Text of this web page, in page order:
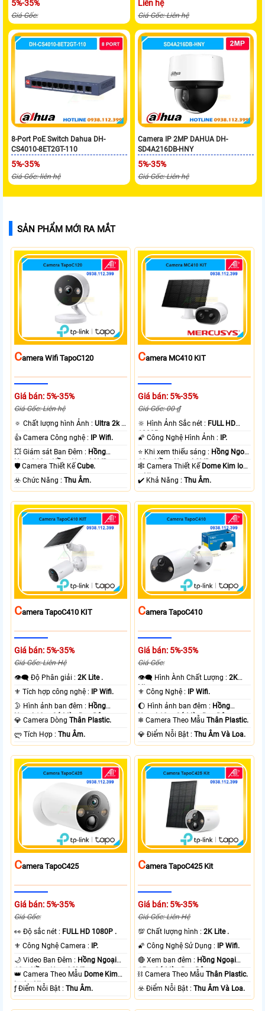
5%-35%
Giá Gốc:
Liên hệ
Giá Gốc: Liên hệ
8-Port PoE Switch Dahua DH-
CS4010-8ET2GT-110
5%-35%
Giá Gốc: liên hệ
Camera IP 2MP DAHUA DH-
SD4A216DB-HNY
5%-35%
Giá Gốc: Liên hệ
SẢN PHẨM MỚI RA MẮT
CAmera Wifi TapoC120
Giá bán: 5%-35%
Giá Gốc: Liên hệ
🔅 Chất lượng hình Ảnh :Ultra 2k +
.
👍 Camera Công nghệ :
IP Wifi.
💥 Giám sát Ban Đêm : Hồng
Ngoại 10m Hồng Ngoại SMD.
🛡 Camera Thiết KếCube.
️☣️ Chức Năng :Thu Âm.
CAmera MC410 KIT
Giá bán: 5%-35%
Giá Gốc: 00 ₫
🔆 Hình Ảnh Sắc nét : FULL HD
1080P .
🌠 Công Nghệ Hình Ảnh :
IP.
⭐ Khi xem thiếu sáng : Hồng Ngoại
10m Hồng Ngoại SMD.
🕸️ Camera Thiết Kế Dome Kim loại
+ Nhựa.
️✔️ Khả Năng :Thu Âm.
CAmera TapoC410 KIT
Giá bán: 5%-35%
Giá Gốc: Liên Hệ
👁️‍🗨 Độ Phân giải :2K Lite .
⚜️ Tích hợp công nghệ : IP Wifi.
🌛 Hình ảnh ban đêm : Hồng
Ngoại 10m Có Màu Ban Ðêm.
💎 Camera DòngThân Plastic.
️ლ Tích Hợp :Thu Âm.
CAmera TapoC410
Giá bán: 5%-35%
Giá Gốc:
👁️‍🗨 Hình Ành Chất Lượng :2K
Lite .
⚜️ Công Nghệ : IP Wifi.
🌔 Hình ảnh ban đêm : Hồng
Ngoại 10m Có Màu Ban Ðêm.
❄ Camera Theo MẫuThân Plastic.
️💎 Điểm Nỗi Bật :Thu Âm Và Loa.
CAmera TapoC425
Giá bán: 5%-35%
Giá Gốc:
️👀 Độ sắc nét : FULL HD 1080P .
⚜️ Công Nghệ Camera : IP.
🌙 Video Ban Đêm : Hồng Ngoại
10m Hồng Ngoại SMD.
👑 Camera Theo Mẫu Dome Kim
loại + Nhựa.
️ƒ Điểm Nỗi Bật :Thu Âm.
CAmera TapoC425 Kit
Giá bán: 5%-35%
Giá Gốc: Liên Hệ
💯 Chất lượng hình :2K Lite .
🌠 Công Nghệ Sử Dụng : IP Wifi.
🔴 Xem ban đêm : Hồng Ngoại
15m Có Màu Ban Ðêm.
⛓ Camera Theo MẫuThân Plastic.
️☣️ Điểm Nỗi Bật :Thu Âm Và Loa.